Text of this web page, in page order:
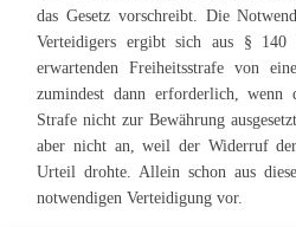
das Gesetz vorschreibt. Die
Verteidigers ergibt sich aus §
erwartenden Freiheitsstrafe von
zumindest dann erforderlich, wenn
Strafe nicht zur Bewährung
aber nicht an, weil der Widerruf
Urteil drohte. Allein schon aus
notwendigen Verteidigung vor.